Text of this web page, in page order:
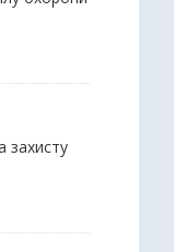
захисту